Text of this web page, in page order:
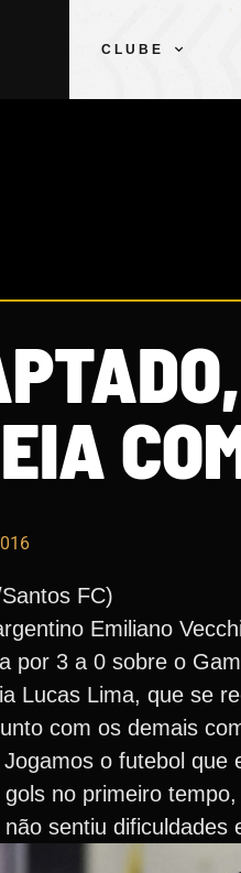
CLUBE
FC)
Emiliano
por 3 a 0 sobre o
Lucas Lima, que se
com os demais
o futebol
no primeiro
sentiu